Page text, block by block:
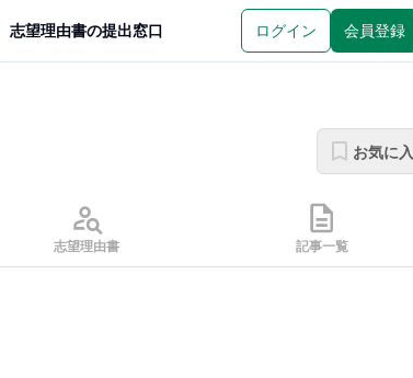
志望理由書の提出窓口 ログイン 会員登録
お気に
志望理由書 記事一覧